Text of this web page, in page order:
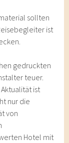
sollten
ist
gedruckten
teuer.
ist
nur die
von
Hotel mit